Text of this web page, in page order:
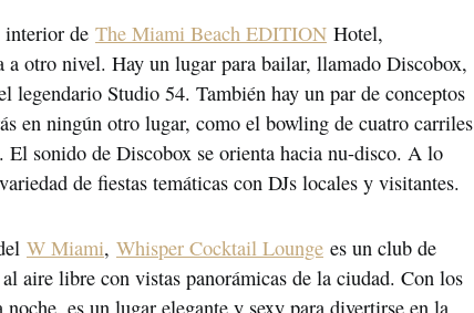
interior de The Miami Beach EDITION Hotel,
a otro nivel. Hay un lugar para bailar, llamado Discobox,
legendario Studio 54. También hay un par de conceptos
en ningún otro lugar, como el bowling de cuatro carriles
El sonido de Discobox se orienta hacia nu-disco. A lo
de fiestas temáticas con DJs locales y visitantes.
W Miami, Whisper Cocktail Lounge es un club de
aire libre con vistas panorámicas de la ciudad. Con los
noche, es un lugar elegante y sexy para divertirse en la